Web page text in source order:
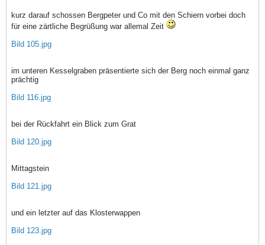
kurz darauf schossen Bergpeter und Co mit den Schiern vorbei doch
für eine zärtliche Begrüßung war allemal Zeit
Bild 105.jpg
im unteren Kesselgraben präsentierte sich der Berg noch einmal ganz
prächtig
Bild 116.jpg
bei der Rückfahrt ein Blick zum Grat
Bild 120.jpg
Mittagstein
Bild 121.jpg
und ein letzter auf das Klosterwappen
Bild 123.jpg